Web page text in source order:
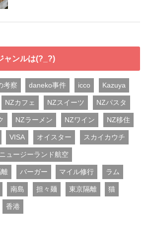
ャンルは(?_?)
考察 daneko事件 icco Kazuya
NZカフェ NZスイーツ NZパスタ
NZラーメン NZワイン NZ移住
VISA オイスター スカイカウチ
ニュージーランド航空
バーガー マイル修行 ラム
南島 担々麺 東京隔離 猫
香港